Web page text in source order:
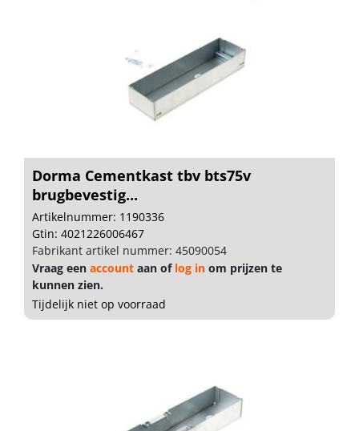
Dorma Cementkast tbv bts75v
brugbevestig...
Artikelnummer: 1190336
Gtin: 4021226006467
Fabrikant artikel nummer: 45090054
Vraag een account aan of log in om prijzen te
kunnen zien.
Tijdelijk niet op voorraad